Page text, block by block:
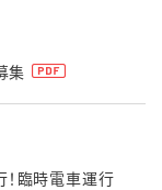
集
臨時電車運行